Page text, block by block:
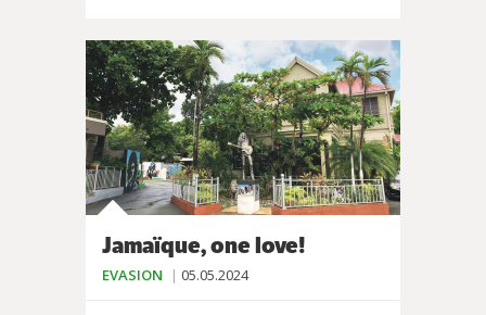
Jamaïque, one love!
EVASION 05.05.2024